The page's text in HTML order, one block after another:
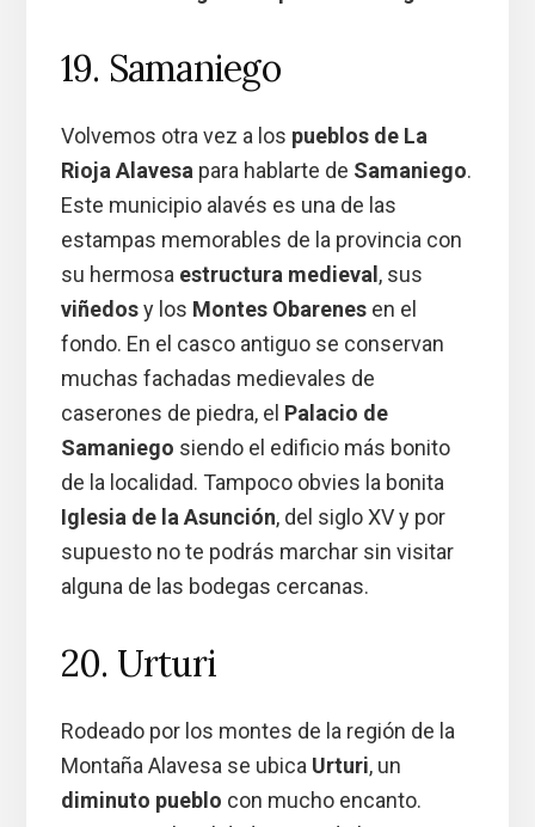
19. Samaniego
Volvemos otra vez a los pueblos de La
Rioja Alavesapara hablarte de Samaniego.
Este municipio alavés es una de las
estampas memorables de la provincia con
su hermosa estructura medieval , sus
viñedosy los Montes Obarenesen el
fondo. En el casco antiguo se conservan
muchas fachadas medievales de
caserones de piedra, el Palacio de
Samaniego siendo el edificio más bonito
de la localidad. Tampoco obvies la bonita
Iglesia de la Asunción, del siglo XV y por
supuesto no te podrás marchar sin visitar
alguna de las bodegas cercanas.
20. Urturi
Rodeado por los montes de la región de la
Montaña Alavesa se ubica Urturi, un
diminuto pueblo con mucho encanto.